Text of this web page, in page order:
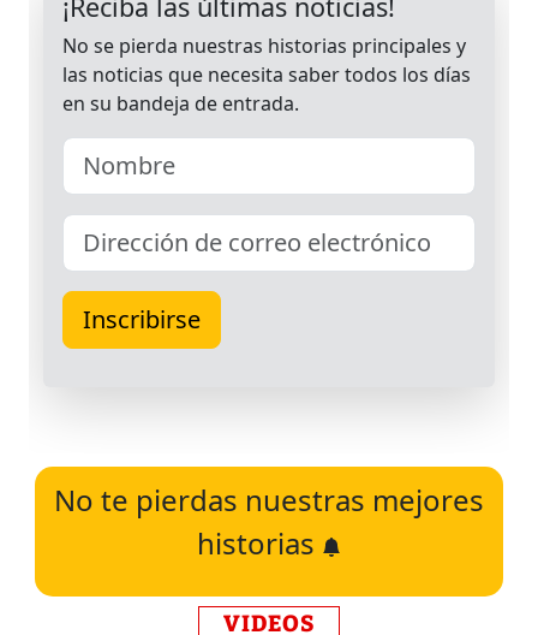
No te pierdas nuestras mejores
historias
VIDEOS